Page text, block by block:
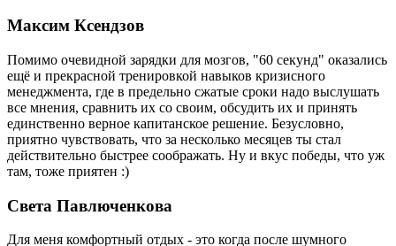
Максим Ксендзов
Помимо очевидной зарядки для мозгов, "60 секунд" оказались
ещё и прекрасной тренировкой навыков кризисного
менеджмента, где в предельно сжатые сроки надо выслушать
все мнения, сравнить их со своим, обсудить их и принять
единственно верное капитанское решение. Безусловно,
приятно чувствовать, что за несколько месяцев ты стал
действительно быстрее соображать. Ну и вкус победы, что уж
там, тоже приятен :)
Света Павлюченкова
Для меня комфортный отдых - это когда после шумного